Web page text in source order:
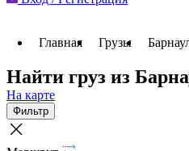
Главная Грузы
Найти груз из
На карте
Фильтр